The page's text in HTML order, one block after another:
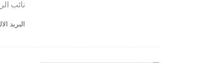
نائب
البريد